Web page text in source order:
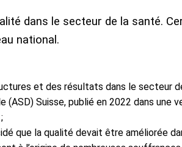
dans le secteur de la santé.
national.
et des résultats dans le
Suisse, publié en 2022 dans
;
que la qualité devait être améliorée